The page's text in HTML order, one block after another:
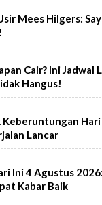
Mees Hilgers:
Cair? Ini Jadwal
Hangus!
Keberuntungan
Lancar
Ini 4 Agustus
Kabar Baik